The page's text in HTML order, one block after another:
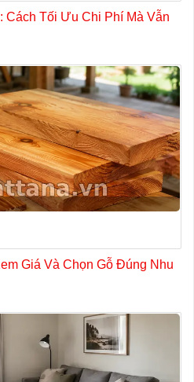
Cách Tối Ưu Chi Phí Mà Vẫn
Giá Và Chọn Gỗ Đúng Nhu